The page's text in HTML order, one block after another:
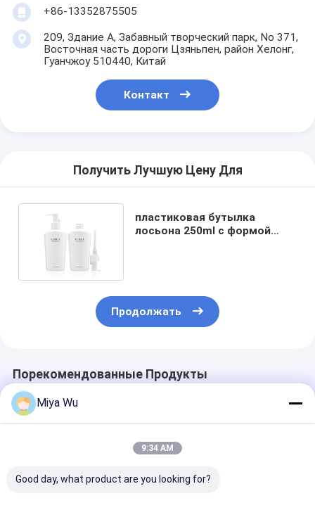
+86-13352875505
209, Здание А, Забавный творческий парк, No 371,
Восточная часть дороги Цзяньпен, район Хелонг,
Гуанчжоу 510440, Китай
Контакт
Получить Лучшую Цену Для
пластиковая бутылка
лосьона 250ml с формой
Продолжать
Порекомендованные Продукты
Miya Wu
9:34 AM
Good day, what product are you looking for?